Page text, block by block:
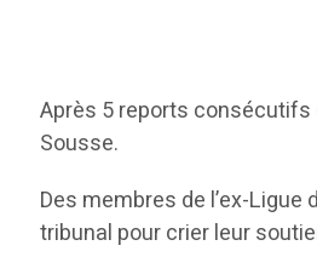
Après 5 reports consécutifs
Sousse.
Des membres de l’ex-
tribunal pour crier leur